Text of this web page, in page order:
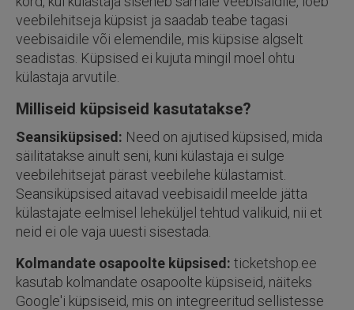
veebilehitseja küpsist ja saadab teabe tagasi
veebisaidile või elemendile, mis küpsise algselt
seadistas. Küpsised ei kujuta mingil moel ohtu
külastaja arvutile.
Milliseid küpsiseid kasutatakse?
Seansiküpsised: Need on ajutised küpsised, mida
säilitatakse ainult seni, kuni külastaja ei sulge
veebilehitsejat pärast veebilehe külastamist.
Seansiküpsised aitavad veebisaidil meelde jätta
külastajate eelmisel leheküljel tehtud valikuid, nii et
neid ei ole vaja uuesti sisestada.
Kolmandate osapoolte küpsised: ticketshop.ee
kasutab kolmandate osapoolte küpsiseid, näiteks
Google'i küpsiseid, mis on integreeritud sellistesse